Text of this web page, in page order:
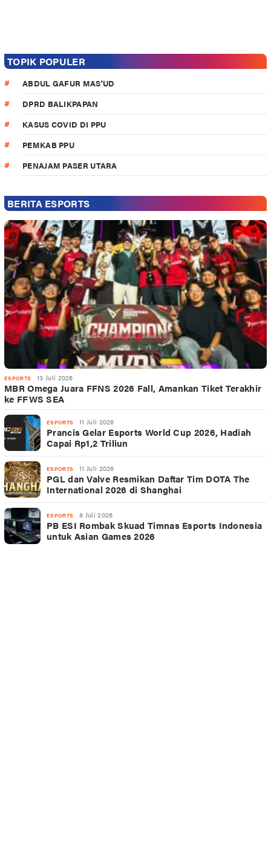
TOPIK POPULER
ABDUL GAFUR MAS'UD
DPRD BALIKPAPAN
KASUS COVID DI PPU
PEMKAB PPU
PENAJAM PASER UTARA
BERITA ESPORTS
ESPORTS 13 Juli 2026
MBR Omega Juara FFNS 2026 Fall, Amankan Tiket Terakhir
ke FFWS SEA
ESPORTS 11 Juli 2026
Prancis Gelar Esports World Cup 2026, Hadiah
Capai Rp1,2 Triliun
ESPORTS 11 Juli 2026
PGL dan Valve Resmikan Daftar Tim DOTA The
International 2026 di Shanghai
ESPORTS 8 Juli 2026
PB ESI Rombak Skuad Timnas Esports Indonesia
untuk Asian Games 2026